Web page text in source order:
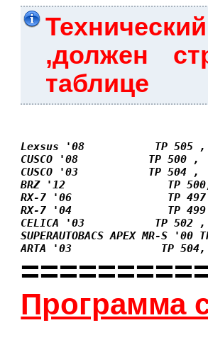
,должен
таблице
Lexsus '08           ТР
CUSCO '08           ТР
CUSCO '03           ТР
BRZ '12                ТР
RX-7 '06               ТР
RX-7 '04               ТР
CELICA '03           ТР
SUPERAUTOBACS APEX
ARTA '03              ТР
Программа